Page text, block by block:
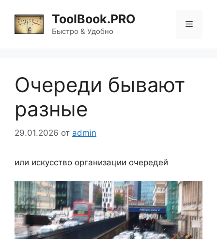
содержимому
ToolBook.PRO
Быстро & Удобно
Меню
Очереди бывают
разные
29.01.2026 от admin
или искусство организации очередей